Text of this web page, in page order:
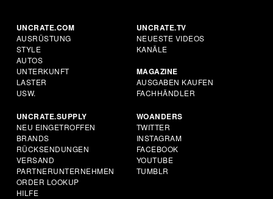
UNCRATE.COM
AUSRÜSTUNG
STYLE
AUTOS
UNTERKUNFT
LASTER
USW.
UNCRATE.TV
NEUESTE VIDEOS
KANÄLE
MAGAZINE
AUSGABEN KAUFEN
FACHHÄNDLER
UNCRATE.SUPPLY
NEU EINGETROFFEN
BRANDS
RÜCKSENDUNGEN
VERSAND
PARTNERUNTERNEHMEN
ORDER LOOKUP
HILFE
WOANDERS
TWITTER
INSTAGRAM
FACEBOOK
YOUTUBE
TUMBLR